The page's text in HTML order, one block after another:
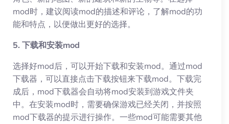
mod时，建议阅读mod的描述和评论，了解mod的功
能和特点，以便做出更好的选择。
5. 下载和安装mod
选择好mod后，可以开始下载和安装mod。通过mod
下载器，可以直接点击下载按钮来下载mod。下载完
成后，mod下载器会自动将mod安装到游戏文件夹
中。在安装mod时，需要确保游戏已经关闭，并按照
mod下载器的提示进行操作。一些mod可能需要其他